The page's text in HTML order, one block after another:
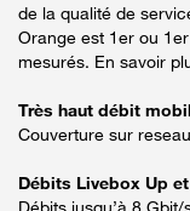
de la qualité de
Orange est 1er ou
mesurés. En savoir
Très haut débit
Couverture sur
Débits Livebox Up
Débits jusqu’à 8